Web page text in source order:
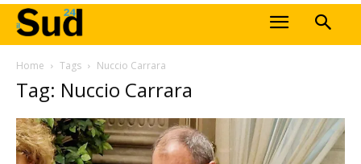
Home Tags Nuccio Carrara
Tag: Nuccio Carrara